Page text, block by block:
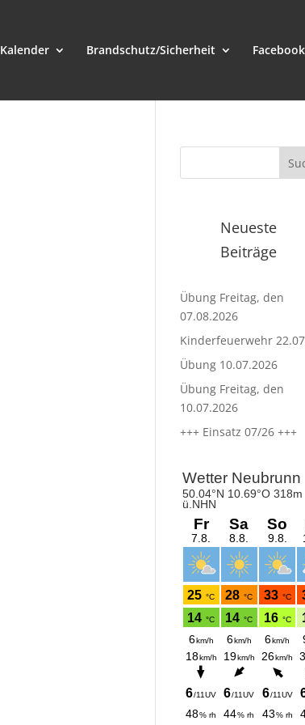
Kalender Brandschutz/Sicherheit Facebook
Neueste
Beiträge
Übung Freitag, den
07.08.2026
Kinderfeuerwehr
Übung 10.07.2026
Übung Freitag, den
10.07.2026
+++ Einsatz 07/26 +++